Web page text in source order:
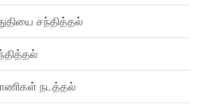
சந்தித்தல்
நடத்தல்